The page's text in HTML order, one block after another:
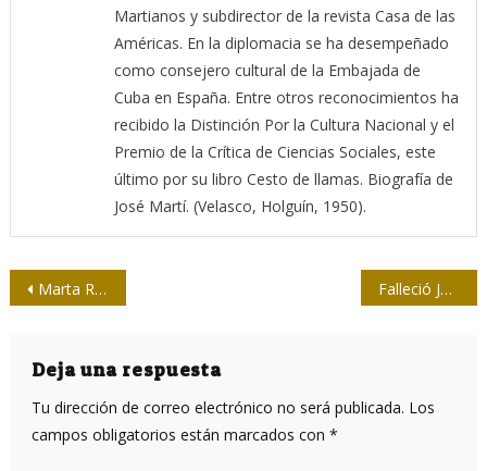
Martianos y subdirector de la revista Casa de las
Américas. En la diplomacia se ha desempeñado
como consejero cultural de la Embajada de
Cuba en España. Entre otros reconocimientos ha
recibido la Distinción Por la Cultura Nacional y el
Premio de la Crítica de Ciencias Sociales, este
último por su libro Cesto de llamas. Biografía de
José Martí. (Velasco, Holguín, 1950).
Navegación
entradas
Marta Rojas en presente Falleció Juan Antonio Borrego, director del multimedio Escambray
Deja una respuesta
Tu dirección de correo electrónico no será publicada. Los
campos obligatorios están marcados con *